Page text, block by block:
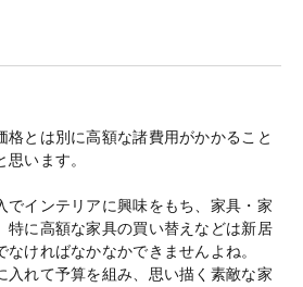
格とは別に高額な諸費用がかかること
います。
でインテリアに興味をもち、家具・家
特に高額な家具の買い替えなどは新居
ければなかなかできませんよね。
入れて予算を組み、思い描く素敵な家